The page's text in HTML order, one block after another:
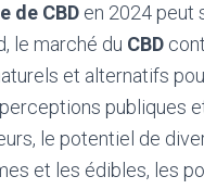
de CBD en 2024 peut
le marché du CBD
et alternatifs
publiques
le potentiel de
et les édibles, les